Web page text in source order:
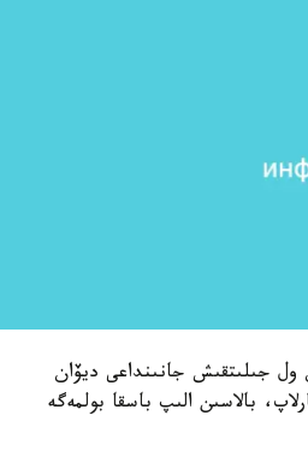
ول جىلىتقىش جانىنداعى ديۆان
بالاسىن الىپ باسقا بولمەگە